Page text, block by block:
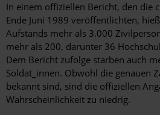
In einem offiziellen Bericht, den die
Ende Juni 1989 veröffentlichten,
Aufstands mehr als 3.000
mehr als 200, darunter 36
Dem Bericht zufolge starben auch
Soldat_innen. Obwohl die genauen
bekannt sind, sind die offiziellen
Wahrscheinlichkeit zu niedrig.